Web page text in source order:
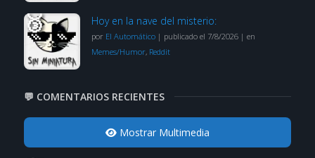
Hoy en la nave del misterio:
por El Automático| publicado el 7/8/2026| en
Memes/Humor, Reddit
💬 COMENTARIOS RECIENTES
Mostrar Multimedia